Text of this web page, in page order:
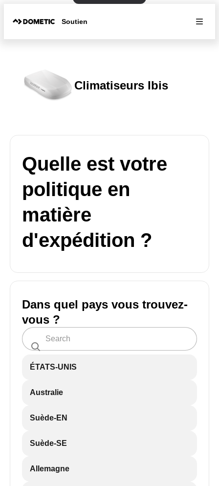
Soutien
Climatiseurs Ibis
Quelle est votre
politique en
matière
d'expédition ?
Dans quel pays vous trouvez-
vous ?
ÉTATS-UNIS
Australie
Suède-EN
Suède-SE
Allemagne